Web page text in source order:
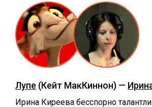
Лупе (Кейт МакКиннон) —
Ирина Киреева бесспорно